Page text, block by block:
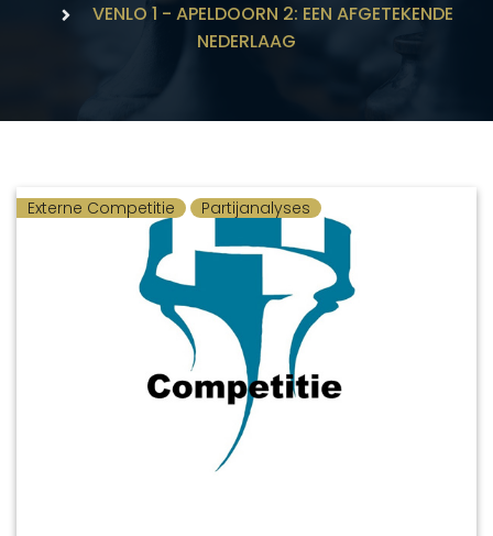
VENLO 1 - APELDOORN 2: EEN AFGETEKENDE
NEDERLAAG
Externe Competitie Partijanalyses